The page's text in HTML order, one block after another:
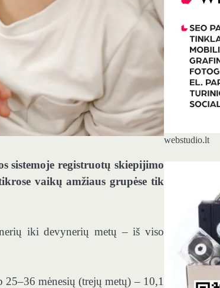
sistemoje registruotų skiepijimo
vaikų amžiaus grupėse tik
iki devynerių metų – iš viso
mėnesių (trejų metų) – 10,1
webstudio.lt